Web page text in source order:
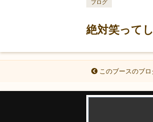
絶対笑って
ブログ
このブースのブ